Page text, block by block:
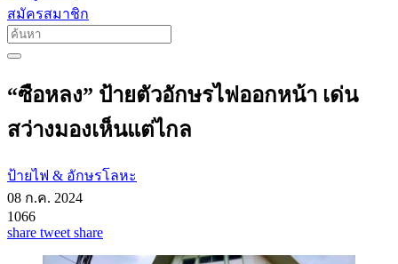
สมัครสมาชิก
“ซือหลง” ป้ายตัวอักษรไฟออกหน้า เด่น
สว่างมองเห็นแต่ไกล
ป้ายไฟ & อักษรโลหะ
08 ก.ค. 2024
1066
share tweet share